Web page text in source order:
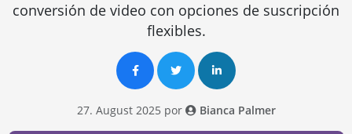
conversión de video con opciones de suscripción
flexibles.
27. August 2025 por Bianca Palmer